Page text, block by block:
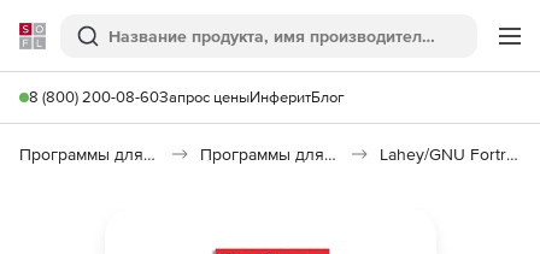
Softline
Поиск
8 (800) 200-08-60Запрос ценыИнферитБлог
Программы для программирования Программы для разработки ПО Lahey/GNU Fortran (LGF Shasta)